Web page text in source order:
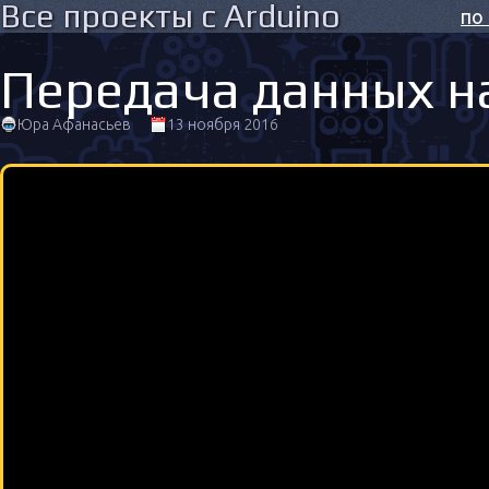
Все проекты с Arduino по
Передача данных
Юра Афанасьев 13 ноября 2016